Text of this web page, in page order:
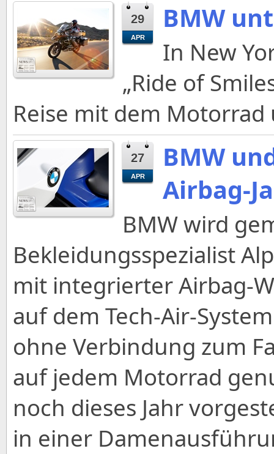
29
APR
BMW
In New
„Ride of
Reise mit dem Motorrad
27
APR
BMW
Airbag-
BMW wird
Bekleidungsspezialist
mit integrierter Airbag-
auf dem Tech-Air-
ohne Verbindung zum
auf jedem Motorrad
noch dieses Jahr
in einer